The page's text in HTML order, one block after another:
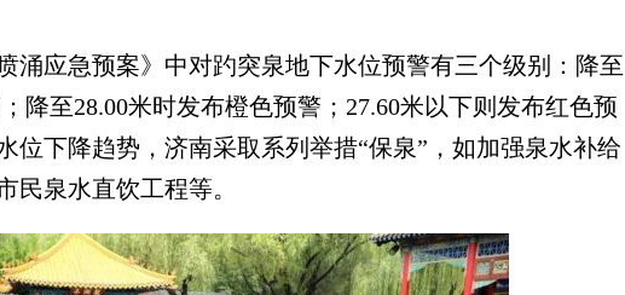
应急预案》中对趵突泉地下水位预警有三个级别：降至
降至28.00米时发布橙色预警；27.60米以下则发布红色预
位下降趋势，济南采取系列举措“保泉”，如加强泉水补给
民泉水直饮工程等。